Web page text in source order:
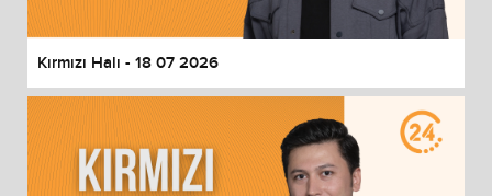
Kırmızı Halı - 18 07 2026